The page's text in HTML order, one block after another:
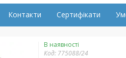
Контакти Сертифікати
В наявності
Код: 775088/24